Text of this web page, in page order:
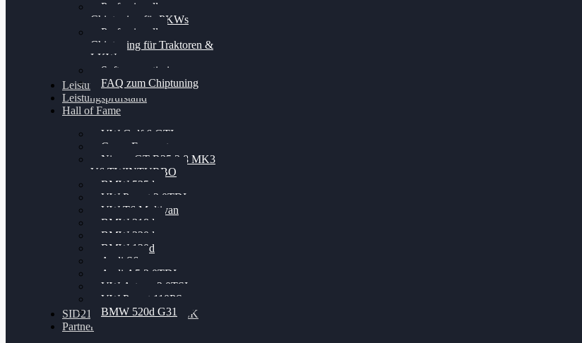
Professionelles
Chiptuning für PKWs
Professionelles
Chiptuning für Traktoren &
LKW
Softwareoptimierung
FAQ zum Chiptuning
Leistungsmessung
Leistungsprüfstand
Hall of Fame
VW Golf 6 GTI
Cupra Formentor
Nissan GT-R35 3.8 MK3
V6 TWINTURBO
BMW 525d
VW Passat 2.0TDI
VW T6 Multivan
BMW 318d
BMW 320d
BMW 120d
Audi S6
Audi A5 3.0TDI
VW Arteon 2.0TSI
VW Passat 110PS
BMW 520d G31
SID212 / 212EVO UNLOCK
Partner